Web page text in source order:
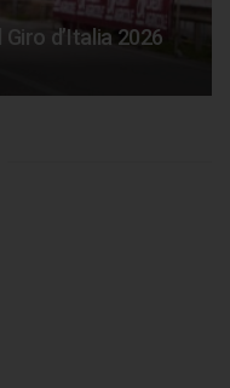
d’Italia 2026